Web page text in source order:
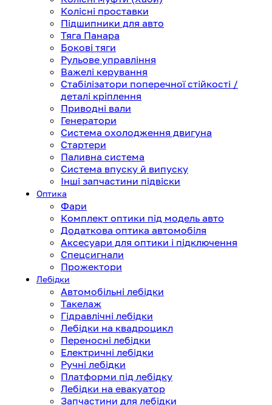
Колісні проставки
Підшипники для авто
Тяга Панара
Бокові тяги
Рульове управління
Важелі керування
Стабілізатори поперечної стійкості /
деталі кріплення
Приводні вали
Генератори
Система охолодження двигуна
Стартери
Паливна система
Система впуску й випуску
Інші запчастини підвіски
Оптика
Фари
Комплект оптики під модель авто
Додаткова оптика автомобіля
Аксесуари для оптики і підключення
Спецсигнали
Прожектори
Лебідки
Автомобільні лебідки
Такелаж
Гідравлічні лебідки
Лебідки на квадроцикл
Переносні лебідки
Електричні лебідки
Ручні лебідки
Платформи під лебідку
Лебідки на евакуатор
Запчастини для лебідки